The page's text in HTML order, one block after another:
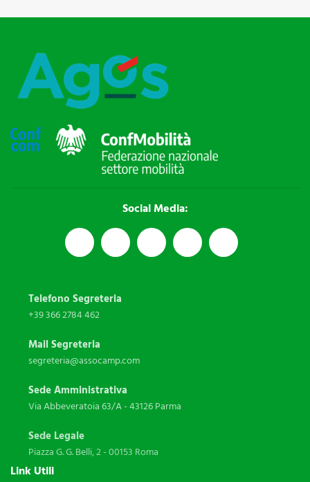
Social Media:
Telefono Segreteria
+39 366 2784 462
Mail Segreteria
segreteria@assocamp.com
Sede Amministrativa
Via Abbeveratoia 63/A - 43126 Parma
Sede Legale
Piazza G. G. Belli, 2 - 00153 Roma
Link Utili